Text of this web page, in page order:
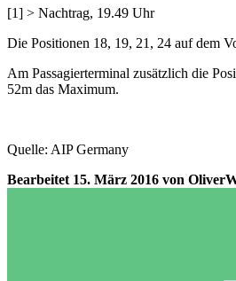
[1] > Nachtrag, 19.49 Uhr
Die Positionen 18, 19, 21, 24 auf dem
Am Passagierterminal zusätzlich die
52m das Maximum.
Quelle: AIP Germany
Bearbeitet 15. März 2016 von